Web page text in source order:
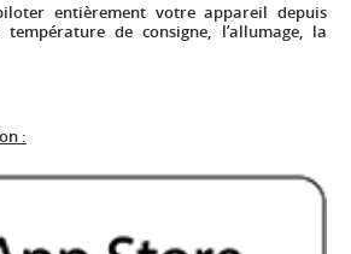
entièrement votre appareil depuis
de consigne, l’allumage, la
: